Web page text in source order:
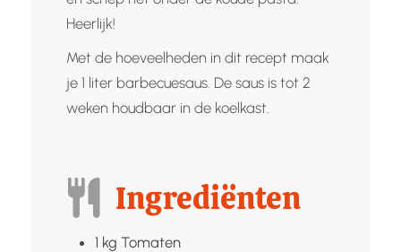
Heerlijk!
Met de hoeveelheden in dit recept maak
je 1 liter barbecuesaus. De saus is tot 2
weken houdbaar in de koelkast.
Ingrediënten
1 kg Tomaten